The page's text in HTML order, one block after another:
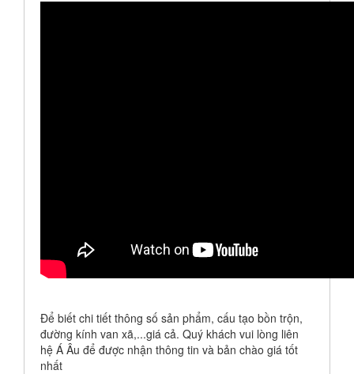
Để biết chi tiết thông số sản phẩm, cấu tạo bồn trộn,
đường kính van xã,...giá cả. Quý khách vui lòng liên
hệ Á Âu để được nhận thông tin và bản chào giá tốt
nhất